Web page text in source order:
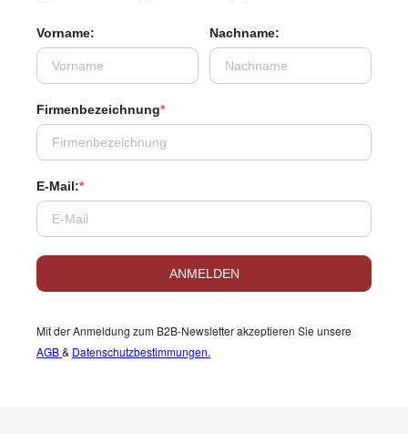
Vorname: Nachname:
Firmenbezeichnung*
E-Mail:*
ANMELDEN
Mit der Anmeldung zum B2B-Newsletter akzeptieren Sie unsere
AGB& Datenschutzbestimmungen.